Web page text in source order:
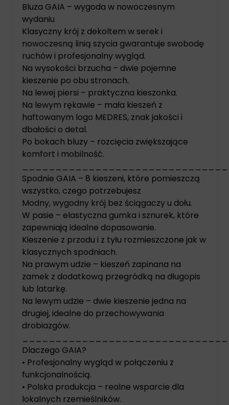
Bluza GAIA – wygoda w nowoczesnym
wydaniu
Klasyczny krój z dekoltem w serek i
nowoczesną linią szycia gwarantuje swobodę
ruchów i profesjonalny wygląd.
Na wysokości brzucha – dwie pojemne
kieszenie po obu stronach.
Na lewej piersi – praktyczna kieszonka.
Na lewym rękawie – mała kieszeń z
haftowanym logo MEDRES, znak jakości i
dbałości o detal.
Po bokach bluzy – rozcięcia zwiększające
komfort i mobilność.
Spodnie GAIA – 8 kieszeni, które pomieszczą
wszystko, czego potrzebujesz
Modny, wygodny krój bez ściągaczy u dołu.
W pasie – elastyczna gumka i sznurek, które
zapewniają idealne dopasowanie.
Kieszenie z przodu i z tyłu rozmieszczone jak w
klasycznych spodniach.
Na prawym udzie – kieszeń zapinana na
zamek z dodatkową przegródką na długopis
lub latarkę.
Na lewym udzie – dwie kieszenie jedna na
drugiej, idealne do przechowywania
drobiazgów.
Dlaczego GAIA?
• Profesjonalny wygląd w połączeniu z
funkcjonalnością.
• Polska produkcja – realne wsparcie dla
lokalnych rzemieślników.